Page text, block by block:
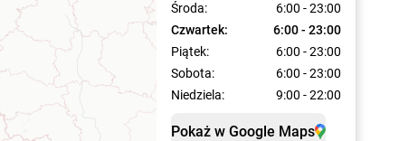
Środa:
6:00 - 23:00
Czwartek:
6:00 - 23:00
Piątek:
6:00 - 23:00
Sobota:
6:00 - 23:00
Niedziela:
9:00 - 22:00
Pokaż w Google Maps